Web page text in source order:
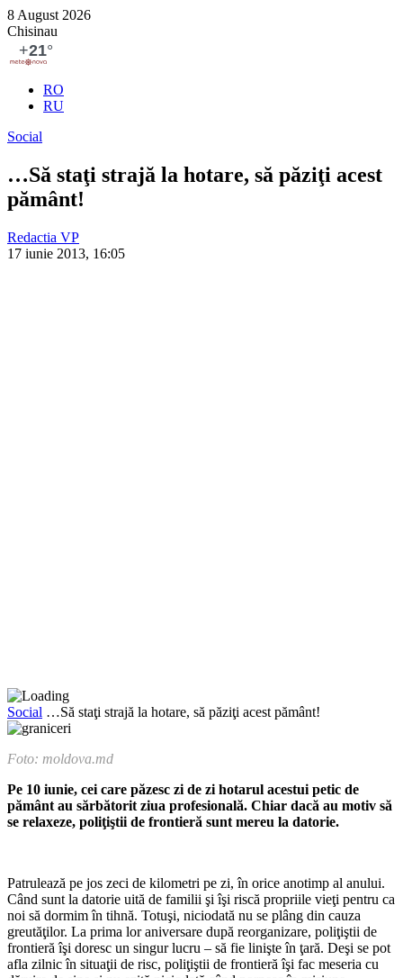
8 August 2026
Chisinau
RO
RU
Social
…Să staţi strajă la hotare, să păziţi acest
pământ!
Redactia VP
17 iunie 2013, 16:05
Social …Să staţi strajă la hotare, să păziţi acest pământ!
Foto: moldova.md
Pe 10 iunie, cei care păzesc zi de zi hotarul acestui petic de
pământ au sărbătorit ziua profesională. Chiar dacă au motiv să
se relaxeze, po­liţiştii de frontieră sunt mereu la datorie.
Patrulează pe jos zeci de kilome­tri pe zi, în orice anotimp al anului.
Când sunt la datorie uită de fami­lii şi îşi riscă propriile vieţi pentru ca
noi să dormim în tihnă. Totuşi, niciodată nu se plâng din cauza
greutăţilor. La prima lor aniversa­re după reorganizare, poliţiştii de
frontieră îşi doresc un singur lucru – să fie linişte în ţară. Deşi se pot
afla zilnic în situaţii de risc, poli­ţiştii de frontieră îşi fac meseria cu